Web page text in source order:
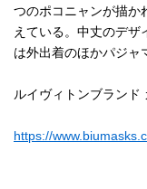
つのポコニャンが描か
えている。中丈のデ
は外出着のほかパジャ
ルイヴィトンブランド
https://